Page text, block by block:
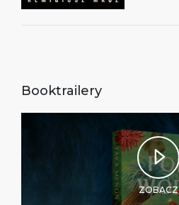
Booktrailery
ZOBACZ